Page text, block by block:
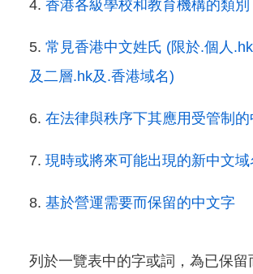
香港各級學校和教育機構的類別
常見香港中文姓氏 (限於.個人
及二層.hk及.香港域名)
在法律與秩序下其應用受管制
現時或將來可能出現的新中文域
基於營運需要而保留的中文字
列於一覽表中的字或詞，為已保留